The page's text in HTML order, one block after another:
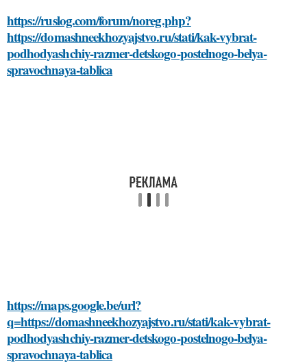
https://ruslog.com/forum/noreg.php?
https://domashneekhozyajstvo.ru/stati/kak-vybrat-
podhodyashchiy-razmer-detskogo-postelnogo-belya-
spravochnaya-tablica
https://maps.google.be/url?
q=https://domashneekhozyajstvo.ru/stati/kak-vybrat-
podhodyashchiy-razmer-detskogo-postelnogo-belya-
spravochnaya-tablica